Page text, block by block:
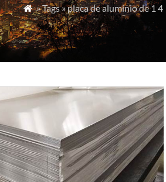
 » Tags » placa de aluminio de 1 4